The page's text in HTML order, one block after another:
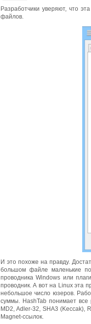
Разработчики уверяют, что
файлов.
И это похоже на правду.
большом файле маленькие
проводника Windows или
проводник. А вот на Linux эта
небольшое число юзеров.
суммы. HashTab понимает
MD2, Adler-32, SHA3 (Keccak),
Magnet-ссылок.